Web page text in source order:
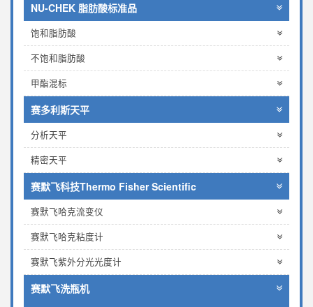
NU-CHEK 脂肪酸标准品
饱和脂肪酸
不饱和脂肪酸
甲酯混标
赛多利斯天平
分析天平
精密天平
赛默飞科技Thermo Fisher Scientific
赛默飞哈克流变仪
赛默飞哈克粘度计
赛默飞紫外分光光度计
赛默飞洗瓶机